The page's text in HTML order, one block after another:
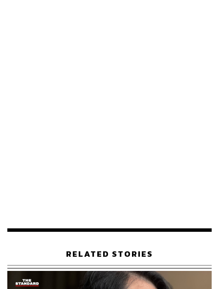
อุณหภูมิสูงสุด 32-34 องศาเซลเซียส ลมตะวันออกเฉียงเหนือ
ความเร็ว 15-30 กม./ชม. ทะเลมีคลื่นสูงประมาณ 1 เมตร
บริเวณฝนฟ้าคะนองคลื่นสูงมากกว่า 1 เมตร
RELATED STORIES